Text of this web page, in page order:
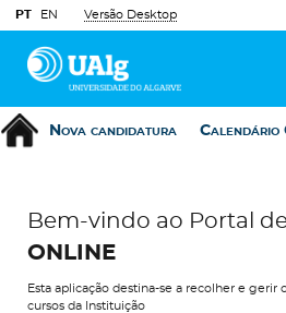
PT EN Versão Desktop
Nova candidatura Calendário
Bem-vindo ao Portal
ONLINE
Esta aplicação destina-se a recolher e gerir
cursos da Instituição